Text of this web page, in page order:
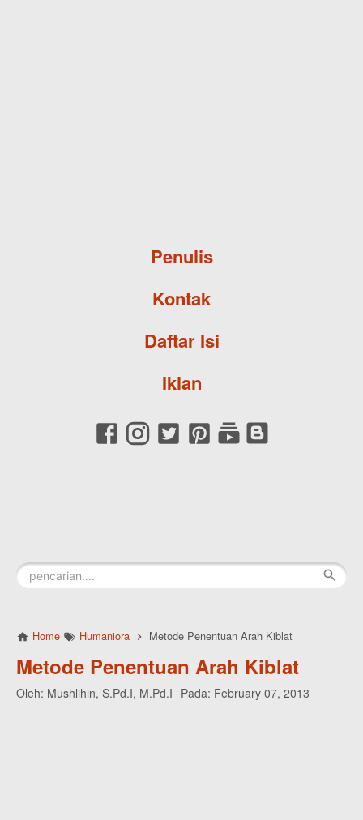
Penulis
Kontak
Daftar Isi
Iklan
Home Humaniora Metode Penentuan Arah Kiblat
Metode Penentuan Arah Kiblat
Oleh: Mushlihin, S.Pd.I, M.Pd.I Pada: February 07, 2013